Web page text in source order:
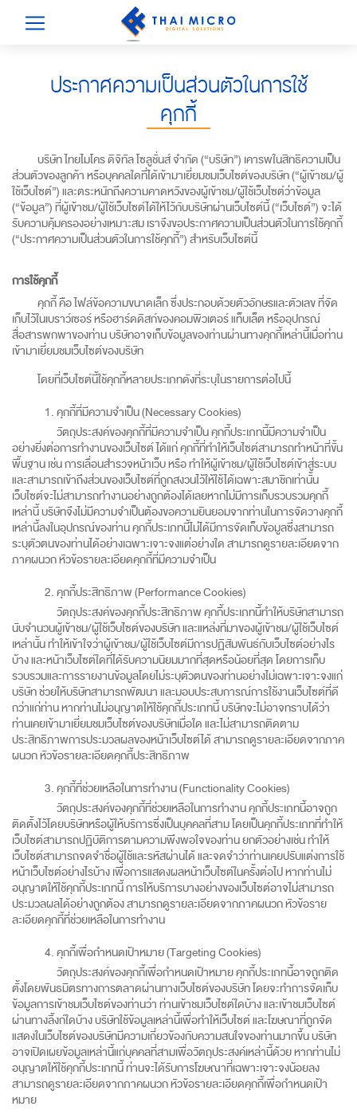
ประกาศความเป็นส่วนตัวในการใช้
คุกกี้
บริษัท ไทยไมโคร ดิจิทัล โซลูชั่นส์ จำกัด (“บริษัท”) เคารพในสิทธิความเป็น
ส่วนตัวของลูกค้า หรือบุคคลใดที่ได้เข้ามาเยี่ยมชมเว็บไซต์ของบริษัท (“ผู้เข้าชม/ผู้
ใช้เว็บไซต์”) และตระหนักถึงความคาดหวังของผู้เข้าชม/ผู้ใช้เว็บไซต์ว่าข้อมูล
(“ข้อมูล”) ที่ผู้เข้าชม/ผู้ใช้เว็บไซต์ได้ให้ไว้กับบริษัทผ่านเว็บไซต์นี้ (“เว็บไซต์”) จะได้
รับความคุ้มครองอย่างเหมาะสม เราจึงขอประกาศความเป็นส่วนตัวในการใช้คุกกี้
(“ประกาศความเป็นส่วนตัวในการใช้คุกกี้”) สำหรับเว็บไซต์นี้
การใช้คุกกี้
คุกกี้ คือ ไฟล์ข้อความขนาดเล็ก ซึ่งประกอบด้วยตัวอักษรและตัวเลข ที่จัด
เก็บไว้ในเบราว์เซอร์ หรือฮาร์ดดิสก์ของคอมพิวเตอร์ แท็บเล็ต หรืออุปกรณ์
สื่อสารพกพาของท่าน บริษัทอาจเก็บข้อมูลของท่านผ่านทางคุกกี้เหล่านี้เมื่อท่าน
เข้ามาเยี่ยมชมเว็บไซต์ของบริษัท
โดยที่เว็บไซต์นี้ใช้คุกกี้หลายประเภทดังที่ระบุในรายการต่อไปนี้
คุกกี้ที่มีความจำเป็น (Necessary Cookies)
วัตถุประสงค์ของคุกกี้ที่มีความจำเป็น คุกกี้ประเภทนี้มีความจำเป็น
อย่างยิ่งต่อการทำงานของเว็บไซต์ ได้แก่ คุกกี้ที่ทำให้เว็บไซต์สามารถทำหน้าที่ขั้น
พื้นฐาน เช่น การเลื่อนสำรวจหน้าเว็บ หรือ ทำให้ผู้เข้าชม/ผู้ใช้เว็บไซต์เข้าสู่ระบบ
และสามารถเข้าถึงส่วนของเว็บไซต์ที่ถูกสงวนไว้ให้ใช้ได้เฉพาะสมาชิกเท่านั้น
เว็บไซต์จะไม่สามารถทำงานอย่างถูกต้องได้เลยหากไม่มีการเก็บรวบรวมคุกกี้
เหล่านี้ บริษัทจึงไม่มีความจำเป็นต้องขอความยินยอมจากท่านในการจัดวางคุกกี้
เหล่านี้ลงในอุปกรณ์ของท่าน คุกกี้ประเภทนี้ไม่ได้มีการจัดเก็บข้อมูลซึ่งสามารถ
ระบุตัวตนของท่านได้อย่างเฉพาะเจาะจงแต่อย่างใด สามารถดูรายละเอียดจาก
ภาคผนวก หัวข้อรายละเอียดคุกกี้ที่มีความจำเป็น
คุกกี้ประสิทธิภาพ (Performance Cookies)
วัตถุประสงค์ของคุกกี้ประสิทธิภาพ คุกกี้ประเภทนี้ทำให้บริษัทสามารถ
นับจำนวนผู้เข้าชม/ผู้ใช้เว็บไซต์ของบริษัท และแหล่งที่มาของผู้เข้าชม/ผู้ใช้เว็บไซต์
เหล่านั้น ทำให้เข้าใจว่าผู้เข้าชม/ผู้ใช้เว็บไซต์มีการปฏิสัมพันธ์กับเว็บไซต์อย่างไร
บ้าง และหน้าเว็บไซต์ใดที่ได้รับความนิยมมากที่สุดหรือน้อยที่สุด โดยการเก็บ
รวบรวมและการรายงานข้อมูลโดยไม่ระบุตัวตนของท่านอย่างไม่เฉพาะเจาะจงแก่
บริษัท ช่วยให้บริษัทสามารถพัฒนา และมอบประสบการณ์การใช้งานเว็บไซต์ที่ดี
กว่าแก่ท่าน หากท่านไม่อนุญาตให้ใช้คุกกี้ประเภทนี้ บริษัทจะไม่อาจทราบได้ว่า
ท่านเคยเข้ามาเยี่ยมชมเว็บไซต์ของบริษัทเมื่อใด และไม่สามารถติดตาม
ประสิทธิภาพการประมวลผลของหน้าเว็บไซต์ได้ สามารถดูรายละเอียดจากภาค
ผนวก หัวข้อรายละเอียดคุกกี้ประสิทธิภาพ
คุกกี้ที่ช่วยเหลือในการทำงาน (Functionality Cookies)
วัตถุประสงค์ของคุกกี้ที่ช่วยเหลือในการทำงาน คุกกี้ประเภทนี้อาจถูก
ติดตั้งไว้โดยบริษัทหรือผู้ให้บริการซึ่งเป็นบุคคลที่สาม โดยเป็นคุกกี้ประเภทที่ทำให้
เว็บไซต์สามารถปฏิบัติการตามความพึงพอใจของท่าน ยกตัวอย่างเช่น ทำให้
เว็บไซต์สามารถจดจำชื่อผู้ใช้และรหัสผ่านได้ และจดจำว่าท่านเคยปรับแต่งการใช้
หน้าเว็บไซต์อย่างไรบ้าง เพื่อการแสดงผลหน้าเว็บไซต์ในครั้งต่อไป หากท่านไม่
อนุญาตให้ใช้คุกกี้ประเภทนี้ การให้บริการบางอย่างของเว็บไซต์อาจไม่สามารถ
ประมวลผลได้อย่างถูกต้อง สามารถดูรายละเอียดจากภาคผนวก หัวข้อราย
ละเอียดคุกกี้ที่ช่วยเหลือในการทำงาน
คุกกี้เพื่อกำหนดเป้าหมาย (Targeting Cookies)
วัตถุประสงค์ของคุกกี้เพื่อกำหนดเป้าหมาย คุกกี้ประเภทนี้อาจถูกติด
ตั้งโดยพันธมิตรทางการตลาดผ่านทางเว็บไซต์ของบริษัท โดยจะทำการจัดเก็บ
ข้อมูลการเข้าชมเว็บไซต์ของท่านว่า ท่านเข้าชมเว็บไซต์ใดบ้าง และเข้าชมเว็บไซต์
ผ่านทางลิ้งก์ใดบ้าง บริษัทใช้ข้อมูลเหล่านี้เพื่อทำให้เว็บไซต์ และโฆษณาที่ถูกจัด
แสดงในเว็บไซต์ของบริษัทมีความเกี่ยวข้องกับความสนใจของท่านมากขึ้น บริษัท
อาจเปิดเผยข้อมูลเหล่านี้แก่บุคคลที่สามเพื่อวัตถุประสงค์เหล่านี้ด้วย หากท่านไม่
อนุญาตให้ใช้คุกกี้ประเภทนี้ ท่านจะได้รับการโฆษณาที่เฉพาะเจาะจงน้อยลง
สามารถดูรายละเอียดจากภาคผนวก หัวข้อรายละเอียดคุกกี้เพื่อกำหนดเป้า
หมาย